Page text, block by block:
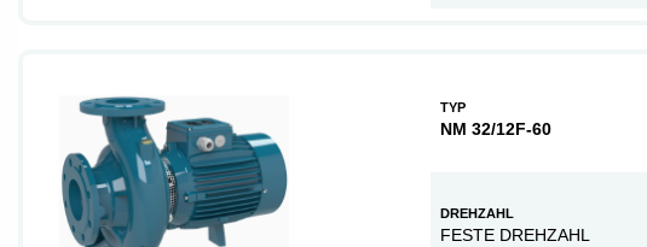
TYP
NM 32/12F-60
DREHZAHL
FESTE DREHZAHL